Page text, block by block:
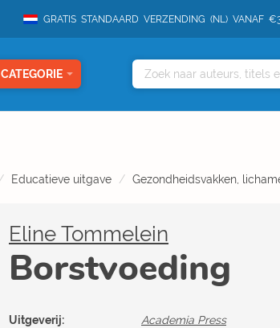
GRATIS STANDAARD VERZENDING (NL) VANAF
CATEGORIE
Educatieve uitgave Gezondheidsvakken,
Eline Tommelein
Borstvoeding
Uitgeverij:
Academia Press